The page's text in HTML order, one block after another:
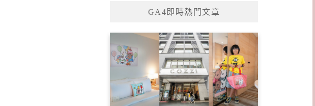
GA4即時熱門文章